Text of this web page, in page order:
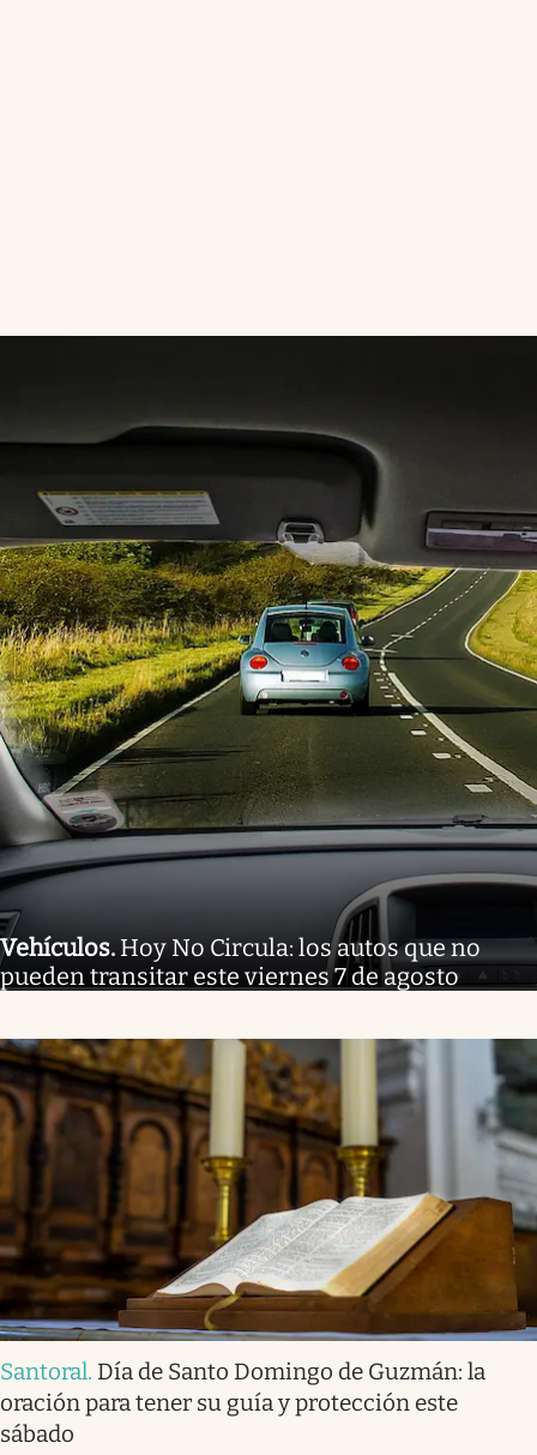
Vehículos. Hoy No Circula: los autos que no
pueden transitar este viernes 7 de agosto
Santoral. Día de Santo Domingo de Guzmán: la
oración para tener su guía y protección este
sábado